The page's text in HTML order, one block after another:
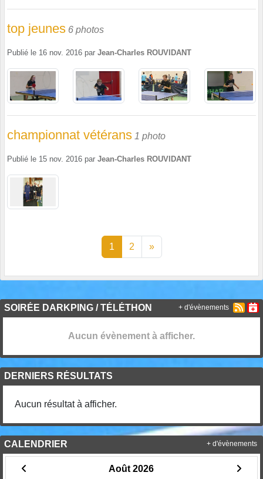
top jeunes 6 photos
Publié le 16 nov. 2016 par Jean-Charles ROUVIDANT
championnat vétérans 1 photo
Publié le 15 nov. 2016 par Jean-Charles ROUVIDANT
1 2 »
SOIRÉE DARKPING / TÉLÉTHON
Aucun évènement à afficher.
+ d'évènements
DERNIERS RÉSULTATS
Aucun résultat à afficher.
CALENDRIER
Août 2026
+ d'évènements